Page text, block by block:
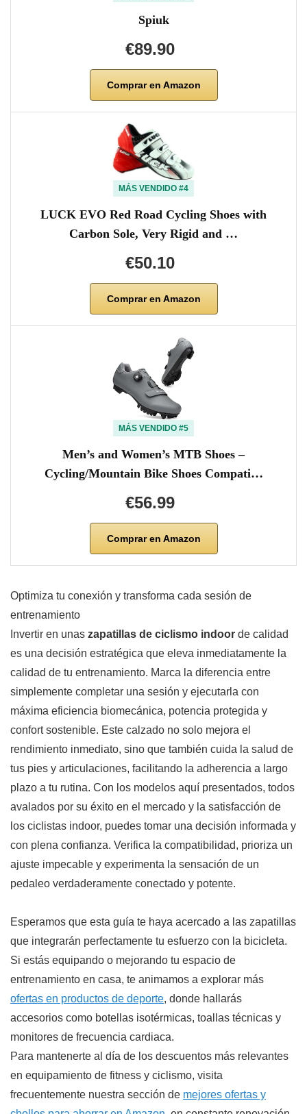
Spiuk
€89.90
Comprar en Amazon
MÁS VENDIDO #4
LUCK EVO Red Road Cycling Shoes with
Carbon Sole, Very Rigid and …
€50.10
Comprar en Amazon
MÁS VENDIDO #5
Men’s and Women’s MTB Shoes –
Cycling/Mountain Bike Shoes Compati…
€56.99
Comprar en Amazon
Optimiza tu conexión y transforma cada sesión de
entrenamiento
Invertir en unas zapatillas de ciclismo indoor de calidad
es una decisión estratégica que eleva inmediatamente la
calidad de tu entrenamiento. Marca la diferencia entre
simplemente completar una sesión y ejecutarla con
máxima eficiencia biomecánica, potencia protegida y
confort sostenible. Este calzado no solo mejora el
rendimiento inmediato, sino que también cuida la salud de
tus pies y articulaciones, facilitando la adherencia a largo
plazo a tu rutina. Con los modelos aquí presentados, todos
avalados por su éxito en el mercado y la satisfacción de
los ciclistas indoor, puedes tomar una decisión informada y
con plena confianza. Verifica la compatibilidad, prioriza un
ajuste impecable y experimenta la sensación de un
pedaleo verdaderamente conectado y potente.
Esperamos que esta guía te haya acercado a las zapatillas
que integrarán perfectamente tu esfuerzo con la bicicleta.
Si estás equipando o mejorando tu espacio de
entrenamiento en casa, te animamos a explorar más
ofertas en productos de deporte, donde hallarás
accesorios como botellas isotérmicas, toallas técnicas y
monitores de frecuencia cardiaca.
Para mantenerte al día de los descuentos más relevantes
en equipamiento de fitness y ciclismo, visita
frecuentemente nuestra sección de mejores ofertas y